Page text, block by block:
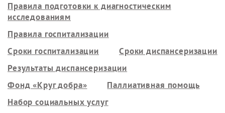
Правила подготовки к диагностическим
исследованиям
Правила госпитализации
Сроки госпитализации
Сроки диспансеризации
Результаты диспансеризации
Фонд «Круг добра»
Паллиативная помощь
Набор социальных услуг